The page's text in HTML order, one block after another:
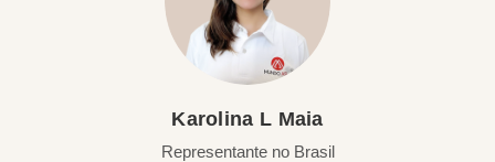
Karolina L Maia
Representante no Brasil